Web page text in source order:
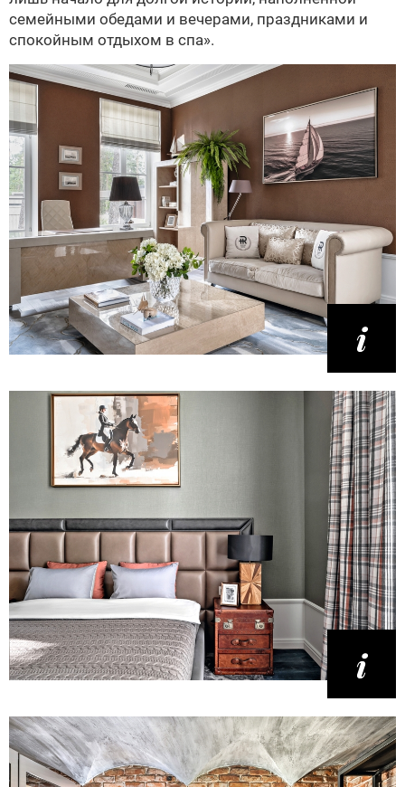
семейными обедами и вечерами, праздниками и
спокойным отдыхом в спа».